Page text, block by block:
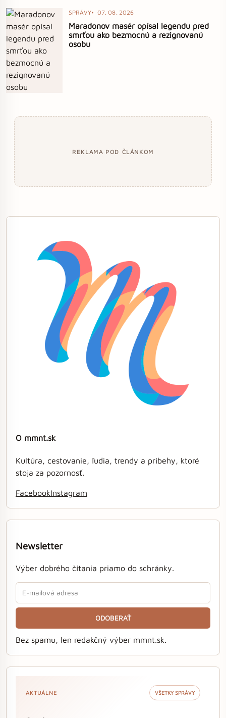
SPRÁVY 07. 08. 2026
Maradonov masér opísal legendu pred
smrťou ako bezmocnú a rezignovanú
osobu
REKLAMA POD ČLÁNKOM
O mmnt.sk
Kultúra, cestovanie, ľudia, trendy a príbehy, ktoré
stoja za pozornosť.
FacebookInstagram
Newsletter
Výber dobrého čítania priamo do schránky.
ODOBERAŤ
Bez spamu, len redakčný výber mmnt.sk.
AKTUÁLNE VŠETKY SPRÁVY